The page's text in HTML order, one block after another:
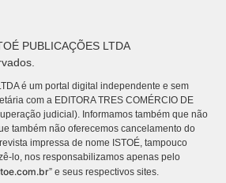
PUBLICAÇÕES LTDA
é um portal digital independente e sem
com a EDITORA TRES COMÉRCIO DE
judicial). Informamos também que não
também não oferecemos cancelamento do
impressa de nome ISTOÉ, tampouco
lo, nos responsabilizamos apenas pelo
” e seus respectivos sites.